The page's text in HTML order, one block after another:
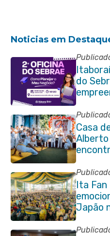
Noticias em
do
Casa
Alberto
de
Ita Fan
Japão